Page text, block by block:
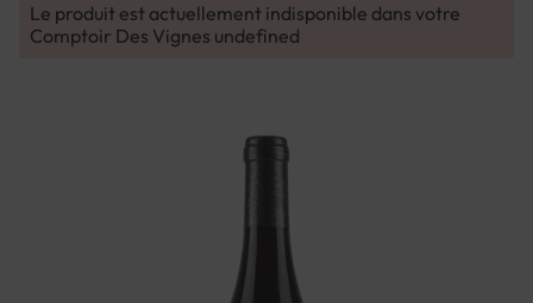
Le produit est actuellement indisponible dans votre
Comptoir Des Vignes undefined